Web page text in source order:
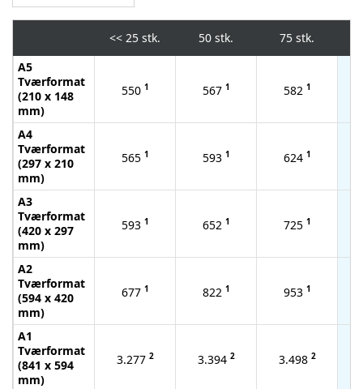
<< 25 stk. 50 stk. 75 stk.
A5
Tværformat
(210 x 148
mm)
550 1 567 1 582 1
A4
Tværformat
(297 x 210
mm)
565 1 593 1 624 1
A3
Tværformat
(420 x 297
mm)
593 1 652 1 725 1
A2
Tværformat
(594 x 420
mm)
677 1 822 1 953 1
A1
Tværformat
(841 x 594
mm)
3.277 2 3.394 2 3.498 2